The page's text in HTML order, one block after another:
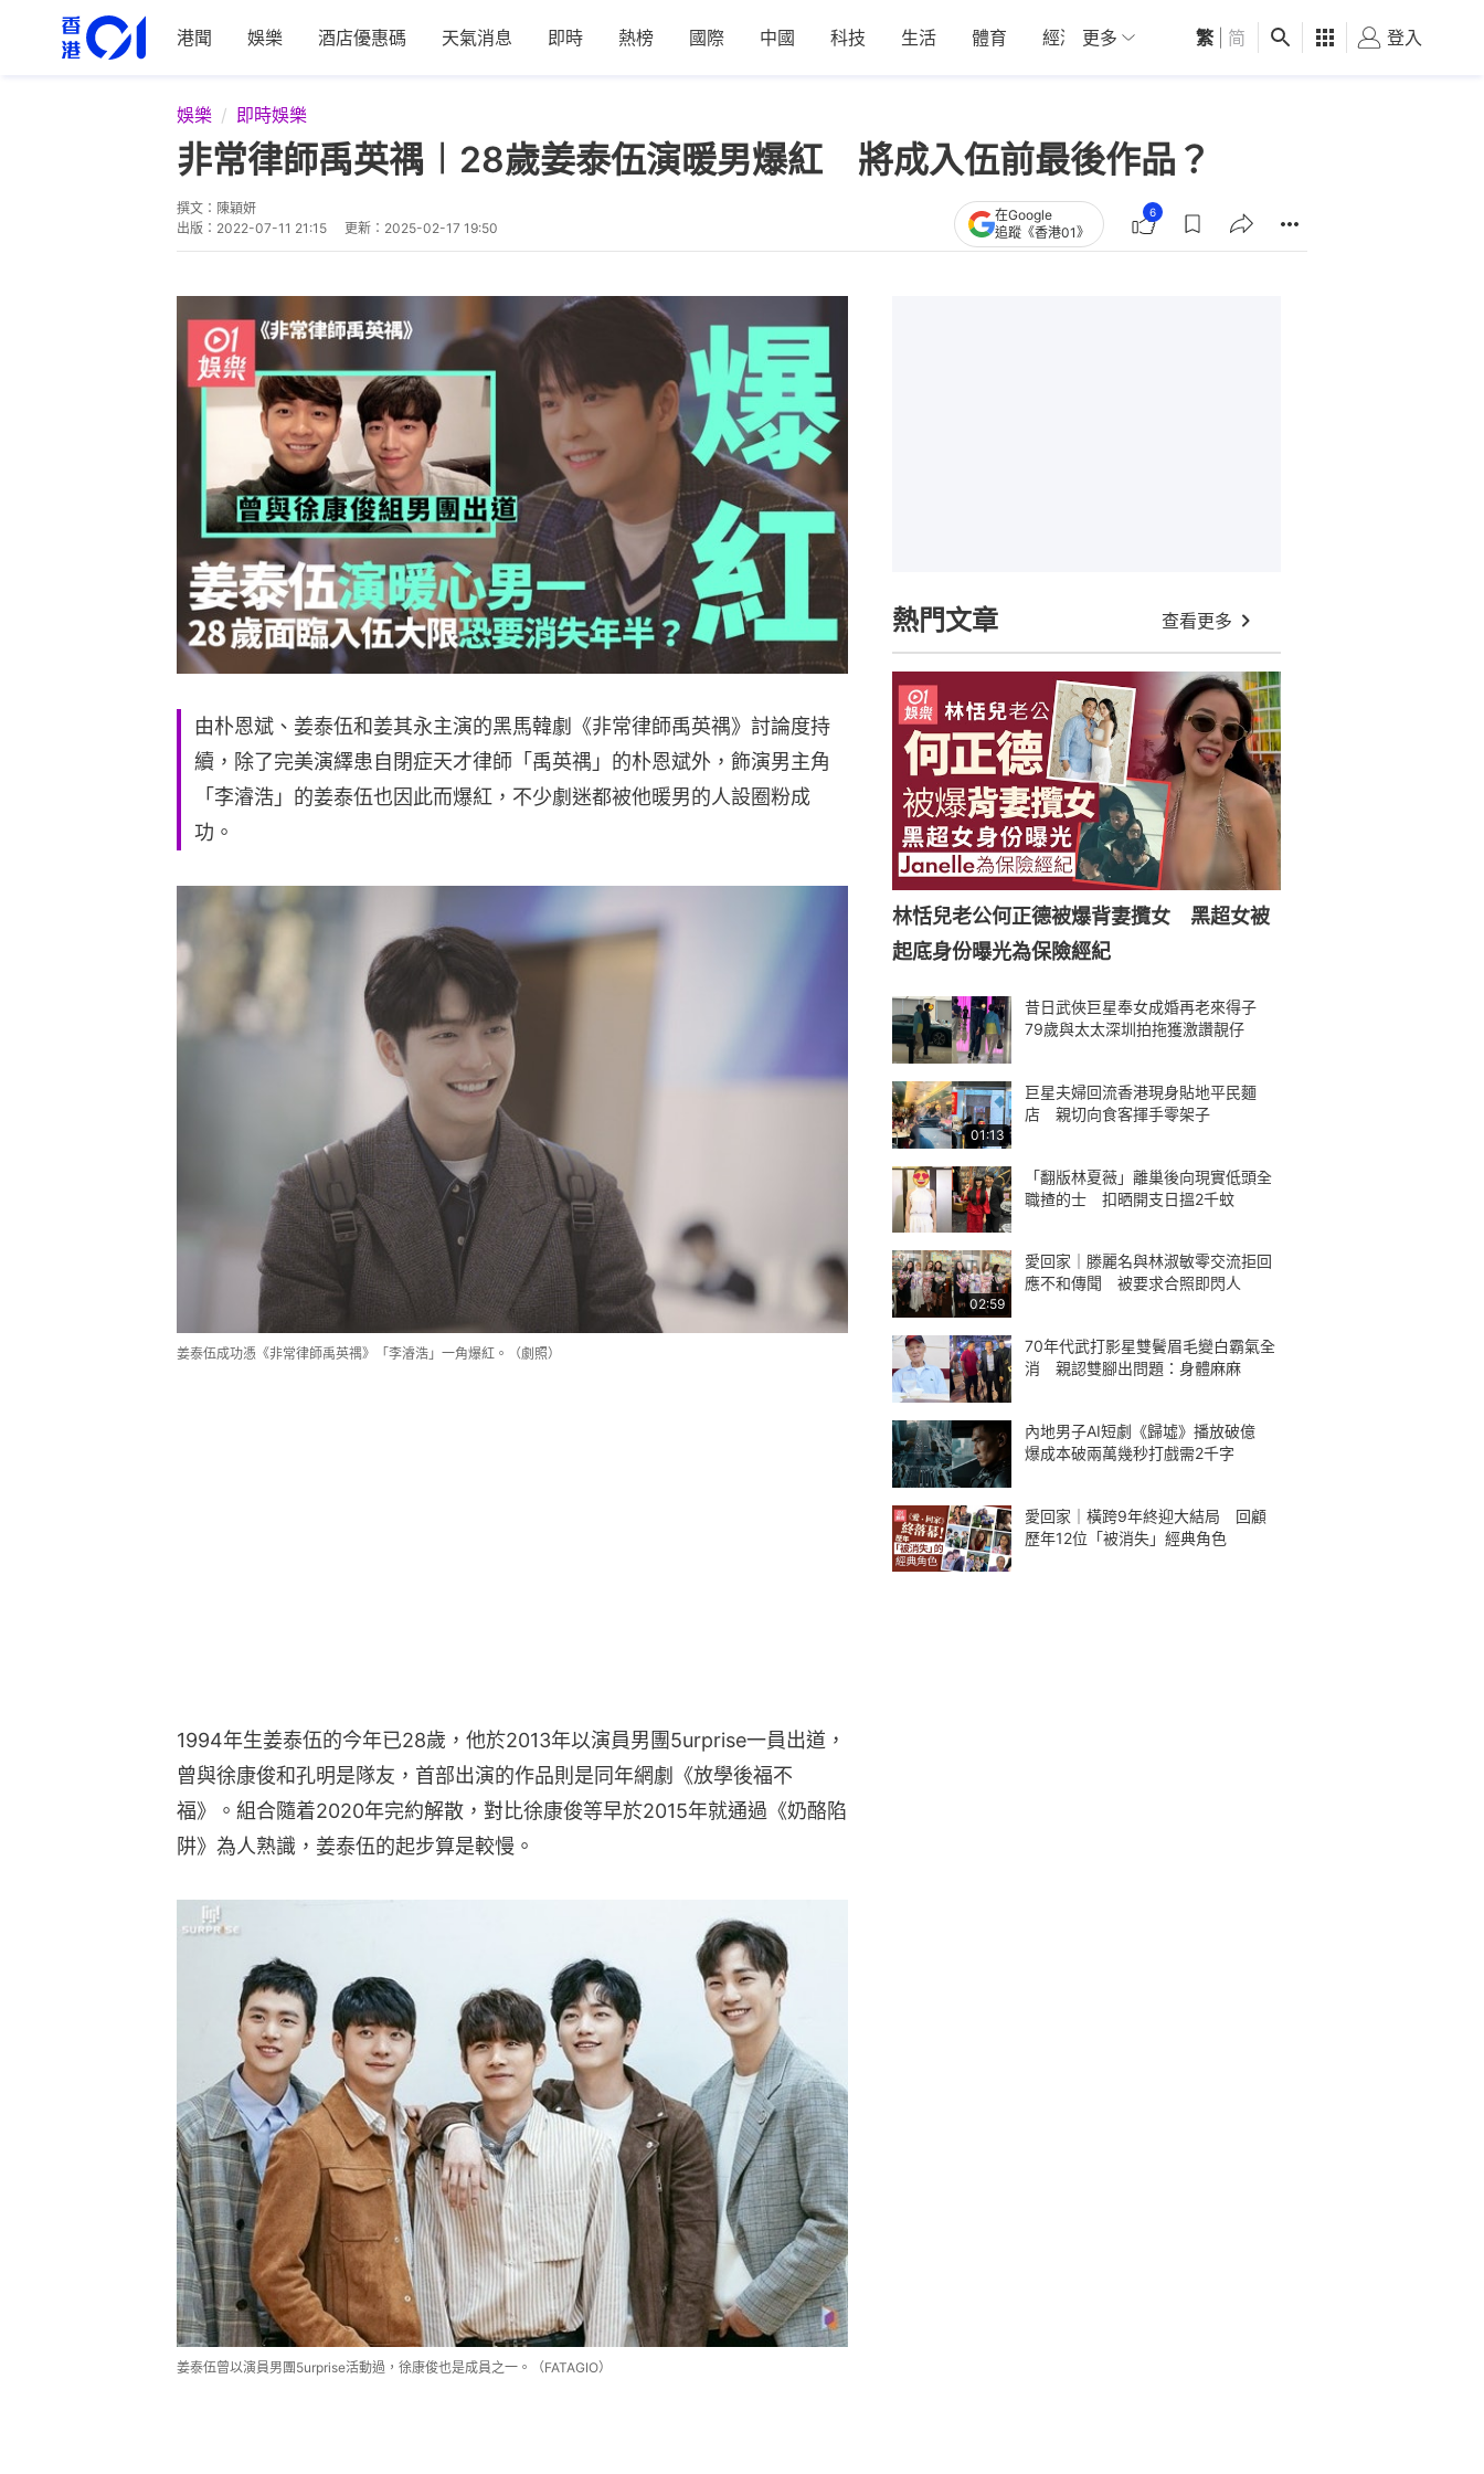
港聞 娛樂 酒店優惠碼 天氣消息 即時 熱榜 國際 中國 科技 生活 體育 經濟 01深圳 觀點 健康 好食玩飛
更多 繁 简 登入
娛樂 即時娛樂
非常律師禹英禑︱28歲姜泰伍演暖男爆紅 將成入伍前最後作品？
撰文： 陳穎妍
出版： 2022-07-11 21:15 更新： 2025-02-17 19:50
在Google
追蹤《香港01》
6
由朴恩斌、姜泰伍和姜其永主演的黑馬韓劇《非常律師禹英禑》討論度持
續，除了完美演繹患自閉症天才律師「禹英禑」的朴恩斌外，飾演男主角
「李濬浩」的姜泰伍也因此而爆紅，不少劇迷都被他暖男的人設圈粉成
功。
姜泰伍成功憑《非常律師禹英禑》「李濬浩」一角爆紅。（劇照）
1994年生姜泰伍的今年已28歲，他於2013年以演員男團5urprise一員出道，
曾與徐康俊和孔明是隊友，首部出演的作品則是同年網劇《放學後福不
福》。組合隨着2020年完約解散，對比徐康俊等早於2015年就通過《奶酪陷
阱》為人熟識，姜泰伍的起步算是較慢。
姜泰伍曾以演員男團5urprise活動過，徐康俊也是成員之一。（FATAGIO）
熱門文章 查看更多
林恬兒老公何正德被爆背妻攬女 黑超女被
起底身份曝光為保險經紀
昔日武俠巨星奉女成婚再老來得子
79歲與太太深圳拍拖獲激讚靚仔
01:13
巨星夫婦回流香港現身貼地平民麵
店 親切向食客揮手零架子
「翻版林夏薇」離巢後向現實低頭全
職揸的士 扣晒開支日搵2千蚊
02:59
愛回家｜滕麗名與林淑敏零交流拒回
應不和傳聞 被要求合照即閃人
70年代武打影星雙鬢眉毛變白霸氣全
消 親認雙腳出問題：身體麻麻
內地男子AI短劇《歸墟》播放破億
爆成本破兩萬幾秒打戲需2千字
愛回家｜橫跨9年終迎大結局 回顧
歷年12位「被消失」經典角色